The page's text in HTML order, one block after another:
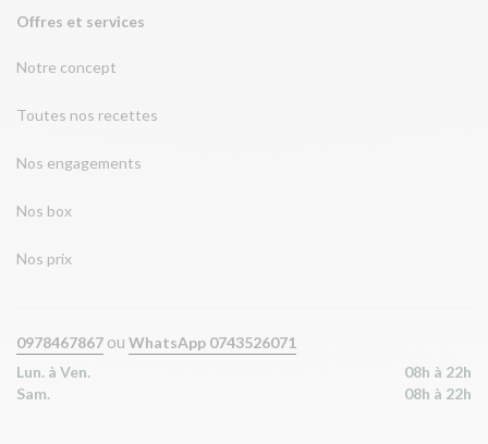
Offres et services
Notre concept
Toutes nos recettes
Nos engagements
Nos box
Nos prix
0978467867 ou WhatsApp 0743526071
Lun. à Ven.
08h à 22h
Sam.
08h à 22h